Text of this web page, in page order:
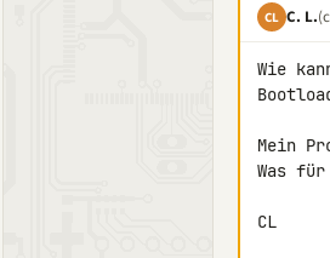
CL C. L.
Wie
Mein
Was
CL